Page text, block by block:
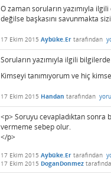
O zaman soruların yazımıyla
değilse başkasını savunmakta
17 Ekim 2015 Aybüke.Er tarafından
Soruların yazımıyla ilgili
Kimseyi tanımıyorum ve hiç
17 Ekim 2015 Handan tarafından
<p> Soruyu cevapladıktan sonra
vermeme sebep olur.
</p>
17 Ekim 2015 Aybüke.Er tarafından
17 Ekim 2015 DoganDonmez